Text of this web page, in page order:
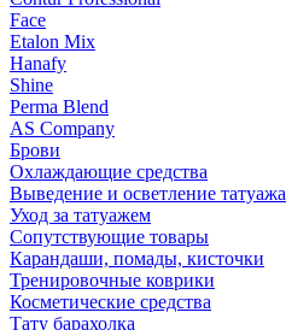
Face
Etalon Mix
Hanafy
Shine
Perma Blend
AS Company
Брови
Охлаждающие средства
Выведение и осветление татуажа
Уход за татуажем
Сопутствующие товары
Карандаши, помады, кисточки
Тренировочные коврики
Косметические средства
Тату барахолка